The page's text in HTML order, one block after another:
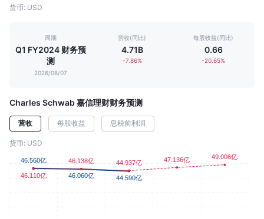
货币: USD
周期
Q1 FY2024 财务预
测
2026/08/07
营收(同比)
4.71B
-7.86%
每股收益(同比)
0.66
-20.65%
Charles Schwab 嘉信理财财务预测
营收 每股收益 息税前利润
货币: USD